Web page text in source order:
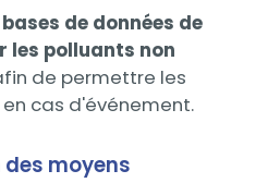
de données de
les polluants non
de permettre les
cas d'événement.
moyens